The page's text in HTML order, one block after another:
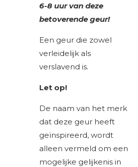
6-8 uur van deze
betoverende geur!
Een geur die zowel
verleidelijk als
verslavend is.
Let op!
De naam van het merk
dat deze geur heeft
geïnspireerd, wordt
alleen vermeld om een
mogelijke gelijkenis in